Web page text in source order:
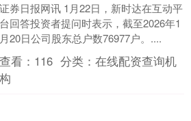
证券日报网讯 1月22日，新时达在互动平
台回答投资者提问时表示，截至2026年1
月20日公司股东总户数76977户。....
查看： 116 分类：在线配资查询机
构